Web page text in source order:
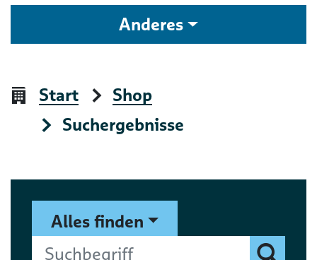
Anderes
Start
Shop
Suchergebnisse
Suchformular
Alles finden
Suchbegriff